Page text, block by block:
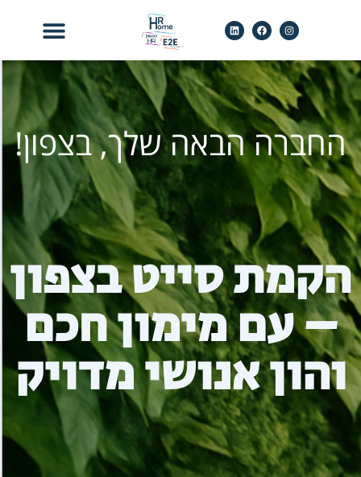
החברה הבאה שלך, בצפון!
הקמת סייט בצפון
– עם מימון חכם
והון אנושי מדויק